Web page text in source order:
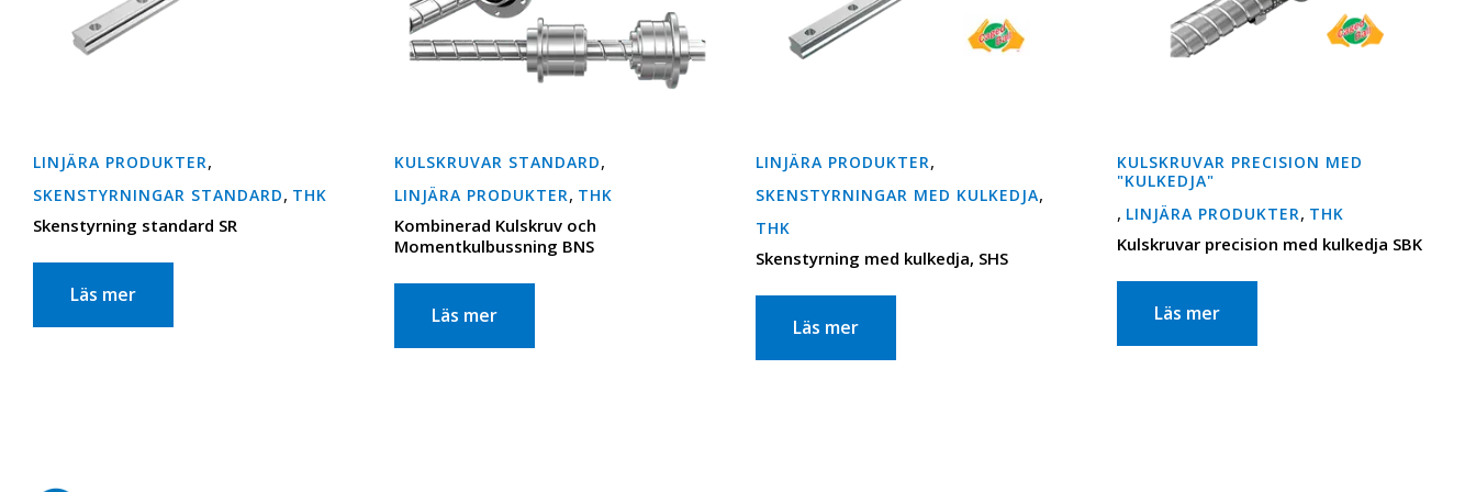
LINJÄRA PRODUKTER,
SKENSTYRNINGAR STANDARD, THK
Skenstyrning standard SR
Läs mer
KULSKRUVAR STANDARD,
LINJÄRA PRODUKTER, THK
Kombinerad Kulskruv och
Momentkulbussning BNS
Läs mer
LINJÄRA PRODUKTER,
SKENSTYRNINGAR MED KULKEDJA,
THK
Skenstyrning med kulkedja, SHS
Läs mer
KULSKRUVAR PRECISION MED
"KULKEDJA"
, LINJÄRA PRODUKTER, THK
Kulskruvar precision med kulkedja SBK
Läs mer